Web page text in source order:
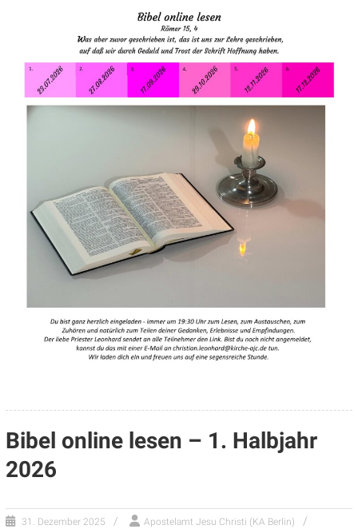
Bibel online lesen – 1. Halbjahr
2026
31. Dezember 2025 Apostelamt Jesu Christi (KA Berlin)